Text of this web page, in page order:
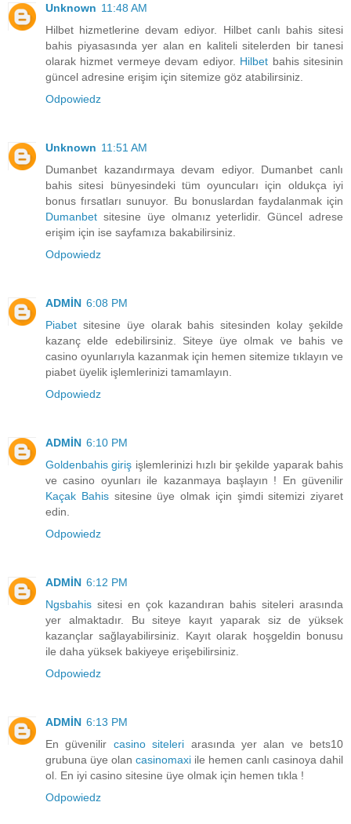
Unknown 11:48 AM
Hilbet hizmetlerine devam ediyor. Hilbet canlı bahis sitesi
bahis piyasasında yer alan en kaliteli sitelerden bir tanesi
olarak hizmet vermeye devam ediyor. Hilbet bahis sitesinin
güncel adresine erişim için sitemize göz atabilirsiniz.
Odpowiedz
Unknown 11:51 AM
Dumanbet kazandırmaya devam ediyor. Dumanbet canlı
bahis sitesi bünyesindeki tüm oyuncuları için oldukça iyi
bonus fırsatları sunuyor. Bu bonuslardan faydalanmak için
Dumanbet sitesine üye olmanız yeterlidir. Güncel adrese
erişim için ise sayfamıza bakabilirsiniz.
Odpowiedz
ADMİN 6:08 PM
Piabet sitesine üye olarak bahis sitesinden kolay şekilde
kazanç elde edebilirsiniz. Siteye üye olmak ve bahis ve
casino oyunlarıyla kazanmak için hemen sitemize tıklayın ve
piabet üyelik işlemlerinizi tamamlayın.
Odpowiedz
ADMİN 6:10 PM
Goldenbahis giriş işlemlerinizi hızlı bir şekilde yaparak bahis
ve casino oyunları ile kazanmaya başlayın ! En güvenilir
Kaçak Bahissitesine üye olmak için şimdi sitemizi ziyaret
edin.
Odpowiedz
ADMİN 6:12 PM
Ngsbahis sitesi en çok kazandıran bahis siteleri arasında
yer almaktadır. Bu siteye kayıt yaparak siz de yüksek
kazançlar sağlayabilirsiniz. Kayıt olarak hoşgeldin bonusu
ile daha yüksek bakiyeye erişebilirsiniz.
Odpowiedz
ADMİN 6:13 PM
En güvenilir casino siteleri arasında yer alan ve bets10
grubuna üye olan casinomaxi ile hemen canlı casinoya dahil
ol. En iyi casino sitesine üye olmak için hemen tıkla !
Odpowiedz